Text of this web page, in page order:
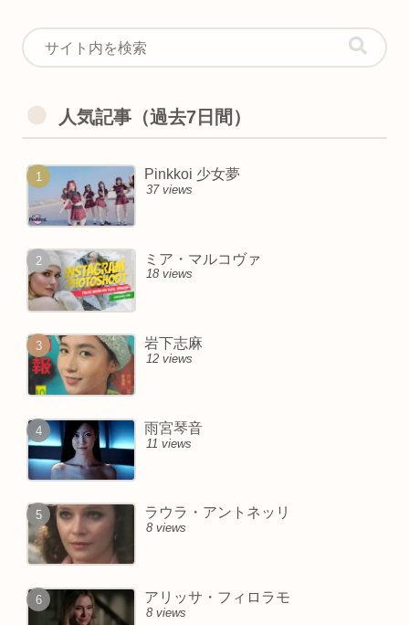
人気記事（過去7日間）
Pinkkoi 少女夢
37 views
ミア・マルコヴァ
18 views
岩下志麻
12 views
雨宮琴音
11 views
ラウラ・アントネッリ
8 views
アリッサ・フィロラモ
8 views